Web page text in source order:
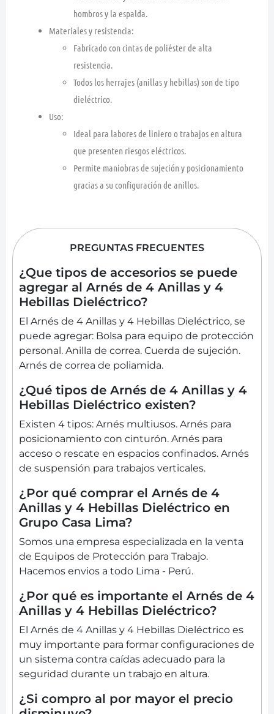
hombros y la espalda.
Materiales y resistencia:
Fabricado con cintas de poliéster de alta
resistencia.
Todos los herrajes (anillas y hebillas) son de tipo
dieléctrico.
Uso:
Ideal para labores de liniero o trabajos en altura
que presenten riesgos eléctricos.
Permite maniobras de sujeción y posicionamiento
gracias a su configuración de anillos.
PREGUNTAS FRECUENTES
¿Que tipos de accesorios se puede
agregar al Arnés de 4 Anillas y 4
Hebillas Dieléctrico?
El Arnés de 4 Anillas y 4 Hebillas Dieléctrico, se
puede agregar: Bolsa para equipo de protección
personal. Anilla de correa. Cuerda de sujeción.
Arnés de correa de poliamida.
¿Qué tipos de Arnés de 4 Anillas y 4
Hebillas Dieléctrico existen?
Existen 4 tipos: Arnés multiusos. Arnés para
posicionamiento con cinturón. Arnés para
acceso o rescate en espacios confinados. Arnés
de suspensión para trabajos verticales.
¿Por qué comprar el Arnés de 4
Anillas y 4 Hebillas Dieléctrico en
Grupo Casa Lima?
Somos una empresa especializada en la venta
de Equipos de Protección para Trabajo.
Hacemos envios a todo Lima - Perú.
¿Por qué es importante el Arnés de 4
Anillas y 4 Hebillas Dieléctrico?
El Arnés de 4 Anillas y 4 Hebillas Dieléctrico es
muy importante para formar configuraciones de
un sistema contra caídas adecuado para la
seguridad durante un trabajo en altura.
¿Si compro al por mayor el precio